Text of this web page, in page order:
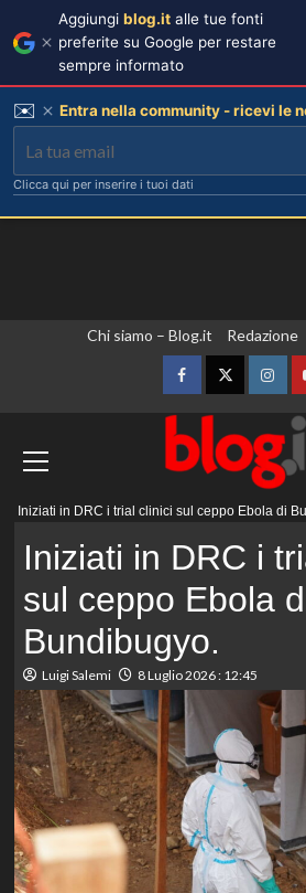
Chi siamo – Blog.it Redazione
FacebookTwitter
Iniziati in DRC i trial clinici sul ceppo Ebola di
Iniziati in DRC i
sul ceppo Ebola
Bundibugyo.
Luigi Salemi 8 Luglio 2026 : 12:45
Aggiungi blog.it alle tue fonti
preferite su Google per restare
sempre informato
✉️ Entra nella community - ricevi le
Clicca qui per inserire i tuoi dati